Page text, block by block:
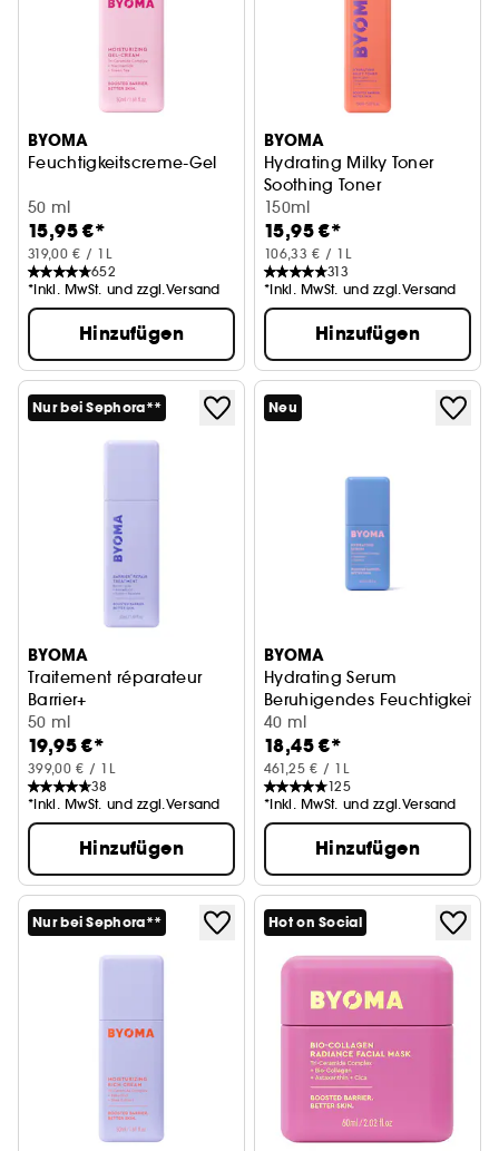
BYOMA
Feuchtigkeitscreme-Gel
50 ml
15,95 €*
319,00 € / 1L
652
*Inkl. MwSt. und zzgl.Versand
Hinzufügen
BYOMA
Hydrating Milky Toner
Soothing Toner
150ml
15,95 €*
106,33 € / 1L
313
*Inkl. MwSt. und zzgl.Versand
Hinzufügen
Nur bei Sephora**
BYOMA
Traitement réparateur
Barrier+
Reparierende Gesichtspflege
50 ml
19,95 €*
399,00 € / 1L
38
*Inkl. MwSt. und zzgl.Versand
Hinzufügen
Neu
BYOMA
Hydrating Serum
Beruhigendes
40 ml
18,45 €*
461,25 € / 1L
125
*Inkl. MwSt. und zzgl.Versand
Hinzufügen
Nur bei Sephora** Hot on Social